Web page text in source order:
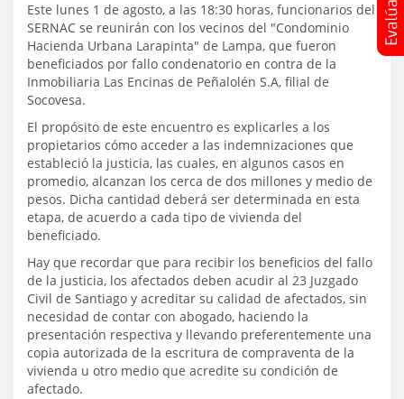
Este lunes 1 de agosto, a las 18:30 horas, funcionarios del
SERNAC se reunirán con los vecinos del "Condominio
Hacienda Urbana Larapinta" de Lampa, que fueron
beneficiados por fallo condenatorio en contra de la
Inmobiliaria Las Encinas de Peñalolén S.A, filial de
Socovesa.
El propósito de este encuentro es explicarles a los
propietarios cómo acceder a las indemnizaciones que
estableció la justicia, las cuales, en algunos casos en
promedio, alcanzan los cerca de dos millones y medio de
pesos. Dicha cantidad deberá ser determinada en esta
etapa, de acuerdo a cada tipo de vivienda del
beneficiado.
Hay que recordar que para recibir los beneficios del fallo
de la justicia, los afectados deben acudir al 23 Juzgado
Civil de Santiago y acreditar su calidad de afectados, sin
necesidad de contar con abogado, haciendo la
presentación respectiva y llevando preferentemente una
copia autorizada de la escritura de compraventa de la
vivienda u otro medio que acredite su condición de
afectado.